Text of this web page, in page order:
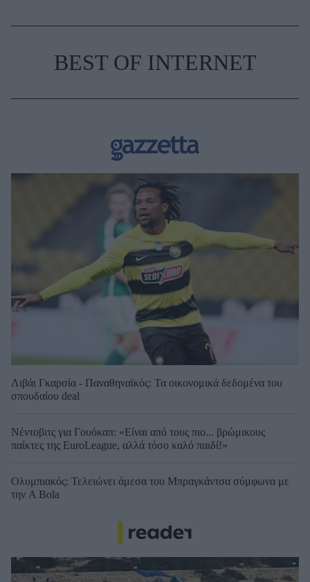
BEST OF INTERNET
Λιβάι Γκαρσία - Παναθηναϊκός: Τα οικονομικά δεδομένα του
σπουδαίου deal
Νέντοβιτς για Γουόκαπ: «Είναι από τους πιο... βρώμικους
παίκτες της EuroLeague, αλλά τόσο καλό παιδί!»
Ολυμπιακός: Τελειώνει άμεσα του Μπραγκάντσα σύμφωνα με
την A Bola